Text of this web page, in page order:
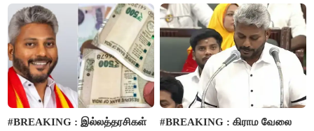
#BREAKING : இல்லத்தரசிகள்
#BREAKING : கிராம வேலை